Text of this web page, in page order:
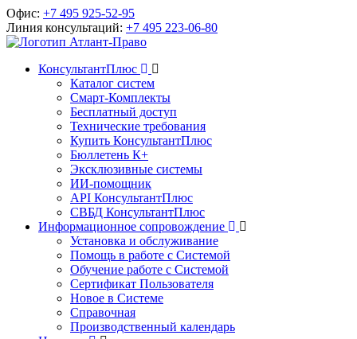
Офис: +7 495 925-52-95
Линия консультаций: +7 495 223-06-80
КонсультантПлюс
Каталог систем
Смарт-Комплекты
Бесплатный доступ
Технические требования
Купить КонсультантПлюс
Бюллетень К+
Эксклюзивные системы
ИИ-помощник
API КонсультантПлюс
СВБД КонсультантПлюс
Информационное сопровождение
Установка и обслуживание
Помощь в работе с Системой
Обучение работе с Системой
Сертификат Пользователя
Новое в Системе
Справочная
Производственный календарь